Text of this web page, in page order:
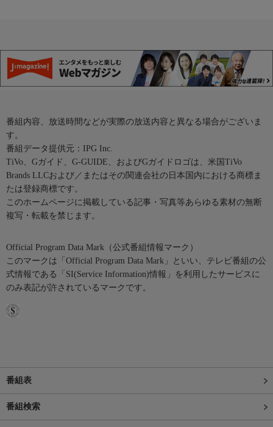
番組内容、放送時間などが実際の放送内容と異なる場合がございま
す。
番組データ提供元：IPG Inc.
TiVo、Gガイド、G-GUIDE、およびGガイドロゴは、米国TiVo
Brands LLCおよび／またはその関連会社の日本国内における商標ま
たは登録商標です。
このホームページに掲載している記事・写真等あらゆる素材の無断
複写・転載を禁じます。
Official Program Data Mark（公式番組情報マーク）
このマークは「Official Program Data Mark」といい、テレビ番組の公
式情報である「SI(Service Information)情報」を利用したサービスに
のみ表記が許されているマークです。
番組表
番組検索